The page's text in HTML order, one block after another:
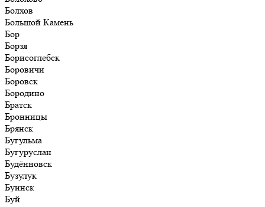
Болхов
Большой Камень
Бор
Борзя
Борисоглебск
Боровичи
Боровск
Бородино
Братск
Бронницы
Брянск
Бугульма
Бугуруслан
Будённовск
Бузулук
Буинск
Буй